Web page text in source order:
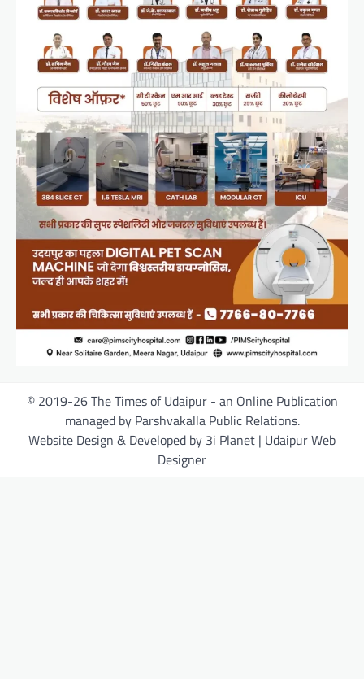
© 2019-26 The Times of Udaipur - an Online Publication
managed by Parshvakalla Public Relations.
Website Design & Developed by 3i Planet | Udaipur Web
Designer